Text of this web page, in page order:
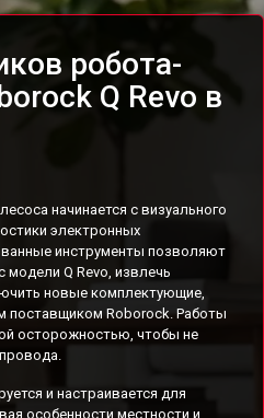
робота-
Q Revo в
начинается с визуального
электронных
инструменты позволяют
модели Q Revo, извлечь
новые комплектующие,
поставщиком Roborock. Работы
осторожностью, чтобы не
и настраивается для
особенности местности и